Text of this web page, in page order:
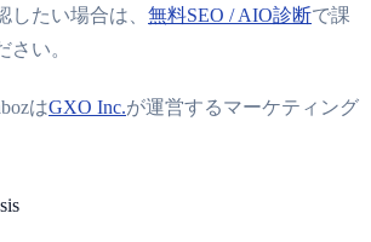
したい場合は、 無料SEO / AIO診断で課
さい。
はGXO Inc.が運営するマーケティング